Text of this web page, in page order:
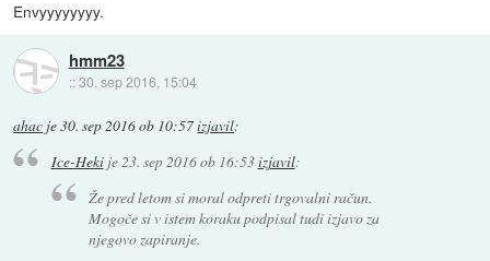
Envyyyyyyyy.
hmm23
::30. sep 2016, 15:04
ahac je30. sep 2016 ob 10:57izjavil:
Ice-Hekije23. sep 2016 ob 16:53izjavil:
Že pred letom si moral odpreti trgovalni račun.
Mogoče si v istem koraku podpisal tudi izjavo za
njegovo zapiranje.